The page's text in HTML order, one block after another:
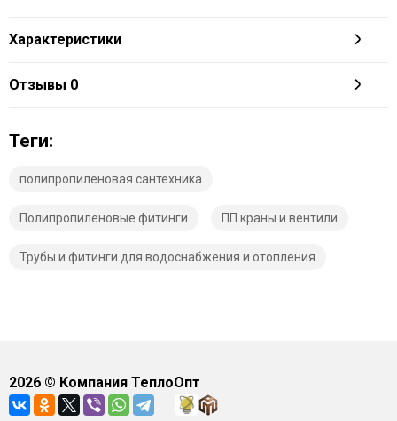
Характеристики
Отзывы 0
Теги:
полипропиленовая сантехника
Полипропиленовые фитинги ПП краны и вентили
Трубы и фитинги для водоснабжения и отопления
2026© Компания ТеплоОпт